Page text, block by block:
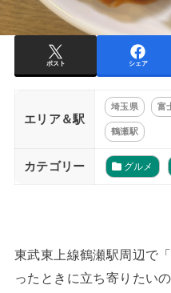
ポスト シェア
エリア＆駅
埼玉県 富
鶴瀬駅
カテゴリー グルメ
東武東上線鶴瀬駅周辺で
ったときに立ち寄りたい